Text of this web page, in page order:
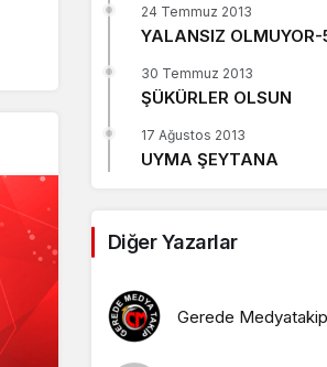
Gece Modu
Gece
Sistem
YALANSIZ OLMUYOR-
24 Temmuz 2013
ŞÜKÜRLER OLSUN
30 Temmuz 2013
UYMA ŞEYTANA
17 Ağustos 2013
Diğer Yazarlar
Gerede